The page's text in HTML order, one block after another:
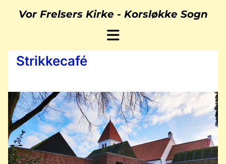
Vor Frelsers Kirke - Korsløkke Sogn
Strikkecafé